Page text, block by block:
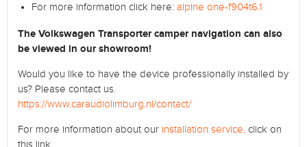
For more information click here: alpine one-f904t6.1
The Volkswagen Transporter camper navigation can also
be viewed in our showroom!
Would you like to have the device professionally installed by
us? Please contact us.
https://www.caraudiolimburg.nl/contact/
For more information about our installation service, click on
this link.